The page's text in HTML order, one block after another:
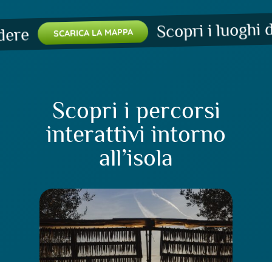
SCARICA LA MAPPA Scopri i luoghi da
Scopri i percorsi
interattivi intorno
all’isola